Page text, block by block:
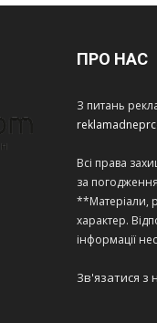
ПРО НАС
З питань
Всі права
за
**Матеріали,
характер.
інформації
Зв'язатися з